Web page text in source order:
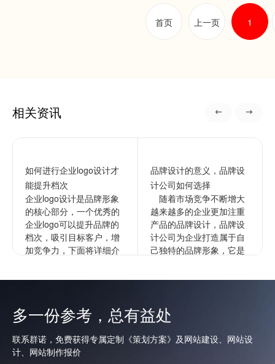
首页 上一页 1
相关资讯
如何进行企业logo设计才
能提升档次
企业logo设计是品牌形象
的核心部分，一个优秀的
企业logo可以提升品牌的
档次，吸引目标客户，增
加竞争力，下面将详细介
品牌设计的意义，品牌设
计公司如何选择
随着市场竞争不断增大
越来越多的企业更加注重
产品的品牌设计，品牌设
计公司为企业打造属于自
己独特的品牌形象，它是
查看更多
多一份参考，总有益处
联系群诺，免费获得专属定制《策划方案》及网站建设、网站设
计、网站制作报价